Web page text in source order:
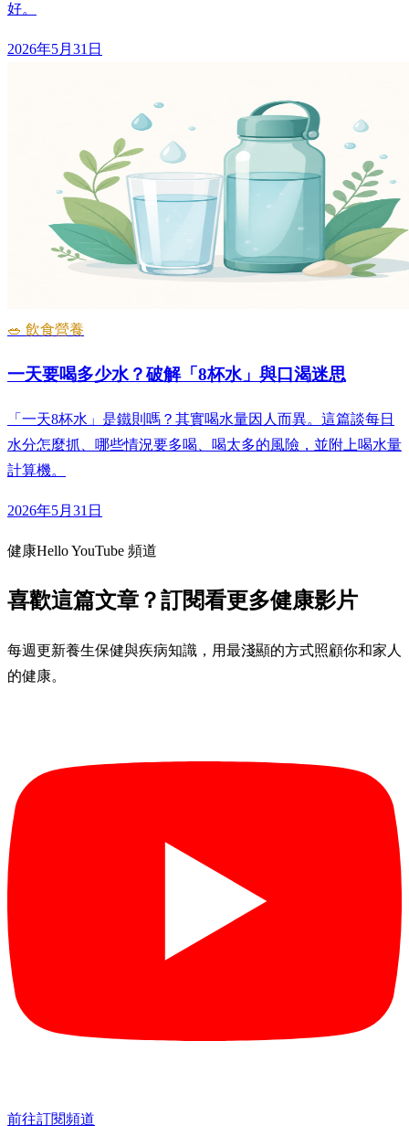
好。
2026年5月31日
🥗 飲食營養
一天要喝多少水？破解「8杯水」與口渴迷思
「一天8杯水」是鐵則嗎？其實喝水量因人而異。這篇談每日
水分怎麼抓、哪些情況要多喝、喝太多的風險，並附上喝水量
計算機。
2026年5月31日
健康Hello YouTube 頻道
喜歡這篇文章？訂閱看更多健康影片
每週更新養生保健與疾病知識，用最淺顯的方式照顧你和家人
的健康。
前往訂閱頻道